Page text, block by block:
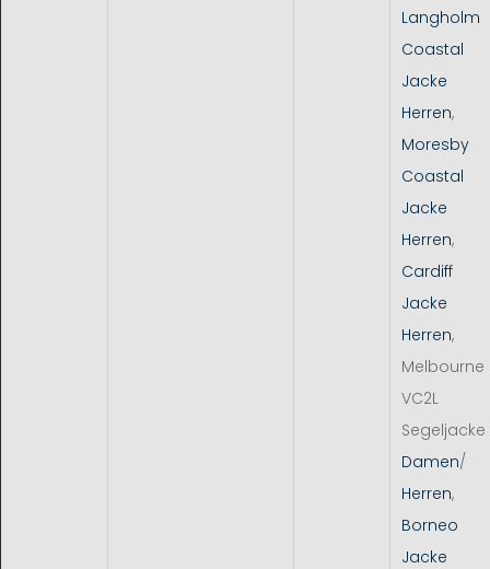
Langholm
Coastal
Jacke
Herren,
Moresby
Coastal
Jacke
Herren,
Cardiff
Jacke
Herren,
Melbourne
VC2L
Segeljacke
Damen/
Herren,
Borneo
Jacke